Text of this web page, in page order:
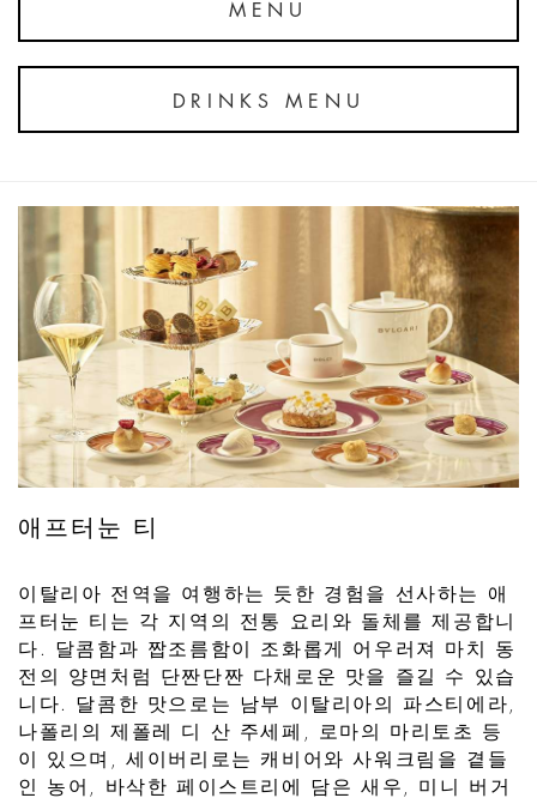
MENU
DRINKS MENU
애프터눈 티
이탈리아 전역을 여행하는 듯한 경험을 선사하는 애
프터눈 티는 각 지역의 전통 요리와 돌체를 제공합니
다. 달콤함과 짭조름함이 조화롭게 어우러져 마치 동
전의 양면처럼 단짠단짠 다채로운 맛을 즐길 수 있습
니다. 달콤한 맛으로는 남부 이탈리아의 파스티에라,
나폴리의 제폴레 디 산 주세페, 로마의 마리토초 등
이 있으며, 세이버리로는 캐비어와 사워크림을 곁들
인 농어, 바삭한 페이스트리에 담은 새우, 미니 버거